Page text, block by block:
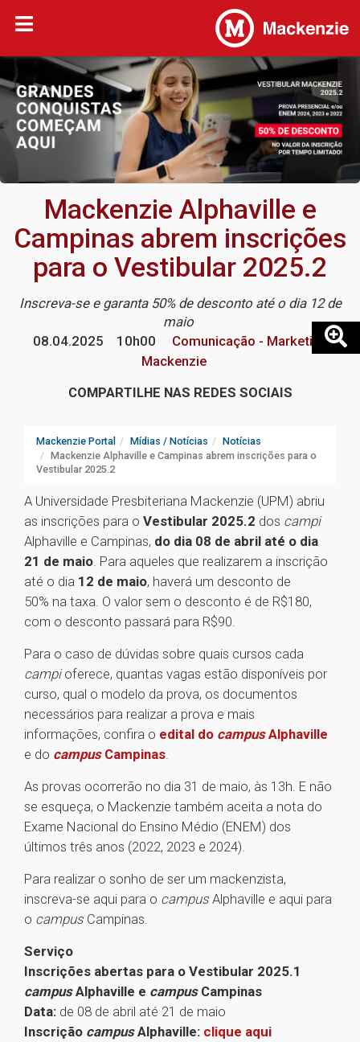
Mackenzie Alphaville e
Campinas abrem inscrições
para o Vestibular 2025.2
Inscreva-se e garanta 50% de desconto até o dia 12 de
maio
08.04.2025
10h00
Comunicação - Marketing
Mackenzie
COMPARTILHE NAS REDES SOCIAIS
Mackenzie Portal Mídias / Notícias
Notícias
Mackenzie Alphaville e Campinas abrem inscrições para o
Vestibular 2025.2
A Universidade Presbiteriana Mackenzie (UPM) abriu
as inscrições para o Vestibular 2025.2 dos campi
Alphaville e Campinas, do dia 08 de abril até o dia
21 de maio. Para aqueles que realizarem a inscrição
até o dia 12 de maio, haverá um desconto de
50% na taxa. O valor sem o desconto é de R$180,
com o desconto passará para R$90.
Para o caso de dúvidas sobre quais cursos cada
campioferece, quantas vagas estão disponíveis por
curso, qual o modelo da prova, os documentos
necessários para realizar a prova e mais
informações, confira o edital do campusAlphaville
e do campus Campinas.
As provas ocorrerão no dia 31 de maio, às 13h. E não
se esqueça, o Mackenzie também aceita a nota do
Exame Nacional do Ensino Médio (ENEM) dos
últimos três anos (2022, 2023 e 2024).
Para realizar o sonho de ser um mackenzista,
inscreva-se aqui para o campus Alphaville e aqui para
o campus Campinas.
Serviço
Inscrições abertas para o Vestibular 2025.1
campusAlphaville e campus Campinas
Data: de 08 de abril até 21 de maio
Inscrição campusAlphaville: clique aqui